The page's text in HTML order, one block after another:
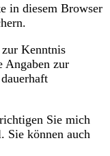
in diesem Browser
zur Kenntnis
Angaben zur
Sie mich
Sie können auch